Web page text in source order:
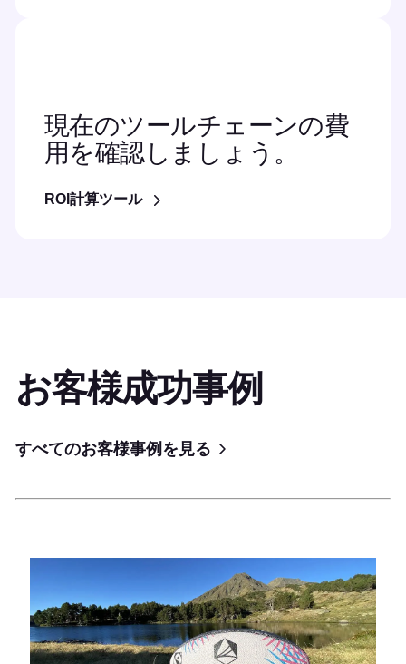
現在のツールチェーンの費
用を確認しましょう。
ROI計算ツール
お客様成功事例
すべてのお客様事例を見る